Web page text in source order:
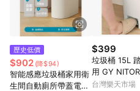
歷史低價
$902 (降$94)
智能感應垃圾桶家用衛
生間自動廁所帶蓋電動
$399
垃圾桶 15L
用 GY
居
台灣樂天市場